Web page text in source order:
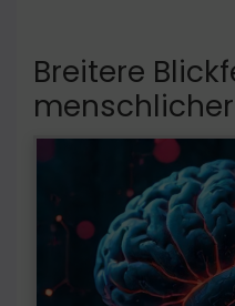
Breitere